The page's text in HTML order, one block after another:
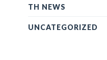
TH NEWS
UNCATEGORIZED